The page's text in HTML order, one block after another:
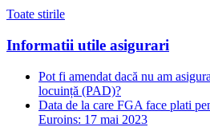
Toate stirile
Informatii utile asigurari
Pot fi amendat dacă nu am
locuință (PAD)?
Data de la care FGA face plati
Euroins: 17 mai 2023